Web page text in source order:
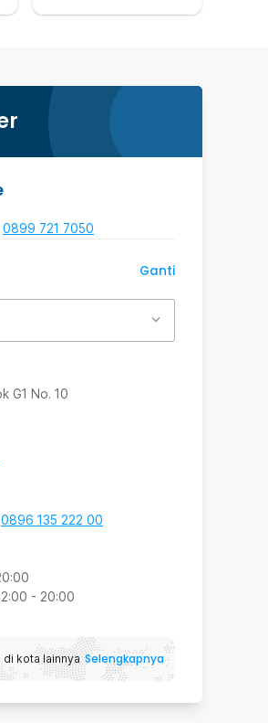
0899 721 7050
Ganti
G1 No. 10
0896 135 222 00
- 20:00
kota lainnya Selengkapnya